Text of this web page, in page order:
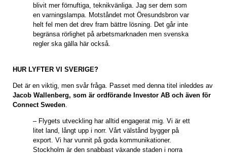
blivit mer förnuftiga, teknikvänliga. Jag ser dem som
en varningslampa. Motståndet mot Öresundsbron var
helt fel men det drev fram bättre lösning. Det går inte
begränsa rörlighet på arbetsmarknaden men svenska
regler ska gälla här också.
HUR LYFTER VI SVERIGE?
Det är en viktig, men svår fråga. Passet med denna titel inleddes av
Jacob Wallenberg, som är ordförande Investor AB och även för
Connect Sweden.
– Flygets utveckling har alltid engagerat mig. Vi är ett
litet land, långt upp i norr. Vårt välstånd bygger på
export. Vi har vunnit på goda kommunikationer.
Stockholm är den snabbast växande staden i norra